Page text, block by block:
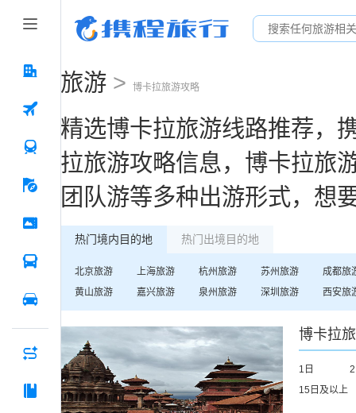
旅游 > 博卡拉旅游攻略
精选博卡拉旅游线路推荐，
拉旅游攻略信息， 博卡拉旅
团队游等多种出游形式，想
热门境内目的地 热门出境目的地
北京旅游 上海旅游 杭州旅游 苏州旅游 成都旅
黄山旅游 嘉兴旅游 泉州旅游 深圳 旅游 西安旅
博卡拉
1日
15日及以上